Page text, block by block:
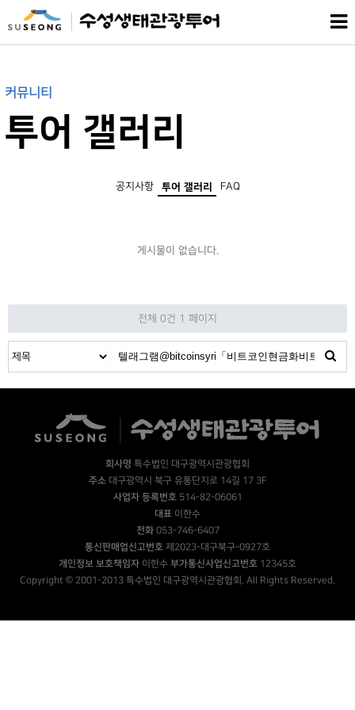
커뮤니티
투어 갤러리
공지사항 투어 갤러리 FAQ
게시물이 없습니다.
전체 0건 1 페이지
회사명 특수법인 대구광역시관광협회
주소대구광역시 북구 유통단지로 14길 17 3F
사업자 등록번호514-82-06061
대표 이한수
전화053-746-6407
통신판매업신고번호 제2023-대구북구-0927호
개인정보 보호책임자 이한수 부가통신사업신고번호 12345호
Copyright © 2001-2013 특수법인 대구광역시관광협회. All Rights Reserved.